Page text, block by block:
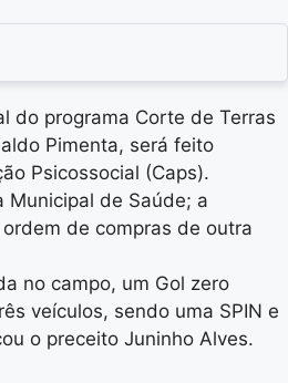
do programa Corte de Terras
Pimenta, será feito
Psicossocial (Caps).
Municipal de Saúde; a
de compras de outra
no campo, um Gol zero
veículos, sendo uma SPIN e
o preceito Juninho Alves.